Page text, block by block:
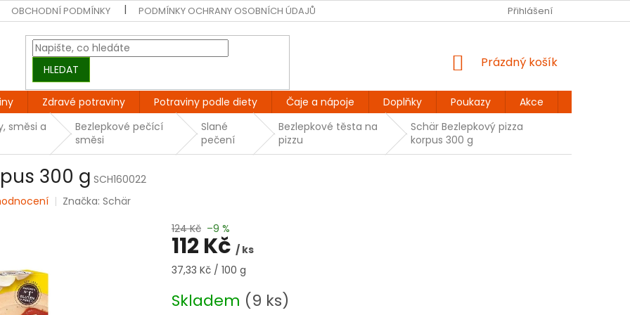
OBCHODNÍ PODMÍNKY PODMÍNKY OCHRANY OSOBNÍCH ÚDAJŮ KONTAKT DOPRAVA A PLATBA
Přihlášení
HLEDAT
NÁKUPNÍ
Prázdný košík
Zdravé potraviny Potraviny podle diety Čaje a nápoje Doplňky Poukazy Akce
směsi a
Bezlepkové pečící
směsi
Slané
pečení
Bezlepkové těsta na
pizzu
Schär Bezlepkový pizza
korpus 300 g
300 g SCH160022
Značka: Schär
124 Kč –9 %
112 Kč / ks
Měrná
37,33 Kč / 100 g
Skladem (9 ks)